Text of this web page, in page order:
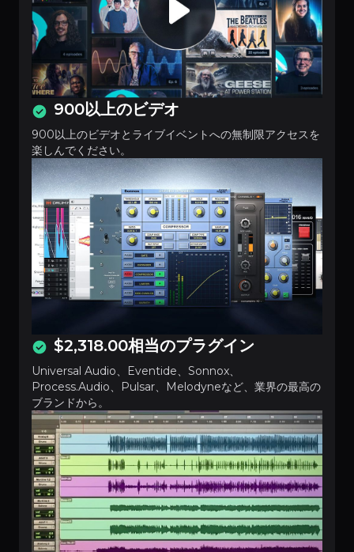
900以上のビデオ
900以上のビデオとライブイベントへの無制限アクセスを
楽しんでください。
$2,318.00相当のプラグイン
Universal Audio、Eventide、Sonnox、
Process.Audio、Pulsar、Melodyneなど、業界の最高の
ブランドから。